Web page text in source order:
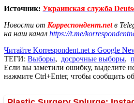
Источник: Украинская служба
Новости от Корреспондент.netв
на наш канал https://t.me/
Читайте Korrespondent.net в Google
ТЕГИ: Выборы, досрочные выборы,
Если вы заметили ошибку, выделите
нажмите Ctrl+Enter, чтобы сообщить